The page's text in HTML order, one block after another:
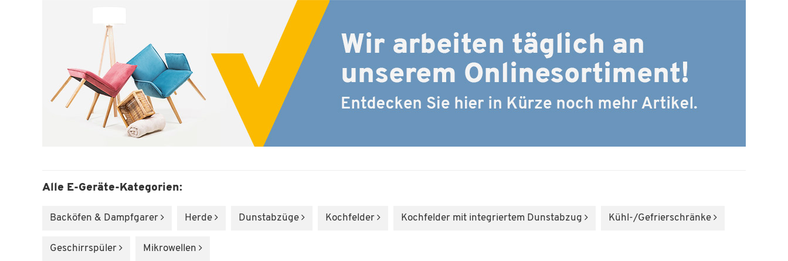
Alle E-Geräte-Kategorien:
Backöfen & Dampfgarer Herde Dunstabzüge Kochfelder Kochfelder mit integriertem Dunstabzug Kühl-/Gefrier­schränke
Geschirrspüler Mikrowellen